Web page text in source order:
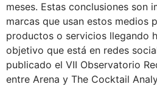
meses. Estas conclusiones son
marcas que usan estos medios
productos o servicios llegando
objetivo que está en redes
publicado el VII Observatorio
entre Arena y The Cocktail